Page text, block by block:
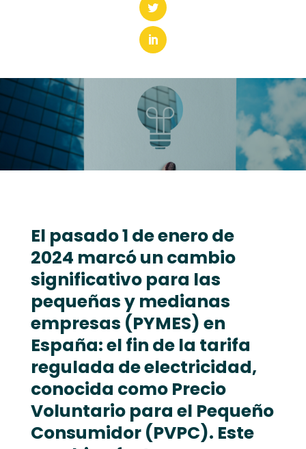
El pasado 1 de enero de
2024 marcó un cambio
significativo para las
pequeñas y medianas
empresas (PYMES) en
España: el fin de la tarifa
regulada de electricidad,
conocida como Precio
Voluntario para el Pequeño
Consumidor (PVPC). Este